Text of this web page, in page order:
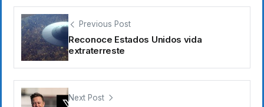
Previous Post
Reconoce Estados Unidos vida
extraterreste
Next Post